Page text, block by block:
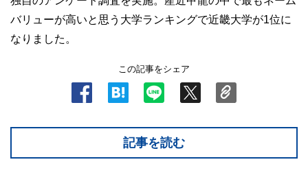
バリューが高いと思う大学ランキングで近畿大学が1位に
なりました。
この記事をシェア
記事を読む